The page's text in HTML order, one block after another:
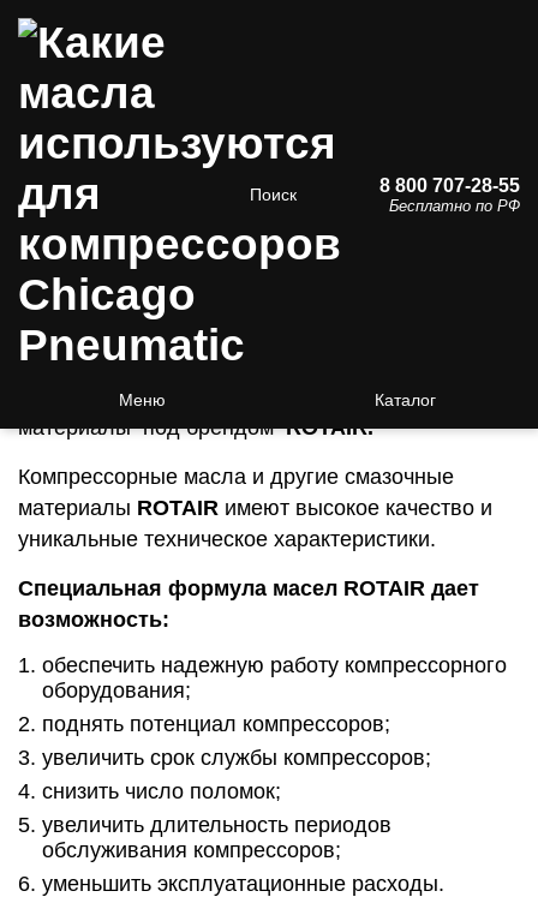
Меню Каталог
Поиск 8 800 707-28-55
Бесплатно по РФ
Какие масла используются для
компрессоров Chicago
Pneumatic
Компания Chicago Pneumatic рекомендует
использовать компрессорные масла и смазочные
материалы под брендомROTAIR.
Компрессорные масла и другие смазочные
материалы ROTAIR имеют высокое качество и
уникальные техническое характеристики.
Специальная формула масел ROTAIR дает
возможность:
обеспечить надежную работу компрессорного
оборудования;
поднять потенциал компрессоров;
увеличить срок службы компрессоров;
снизить число поломок;
увеличить длительность периодов
обслуживания компрессоров;
уменьшить эксплуатационные расходы.